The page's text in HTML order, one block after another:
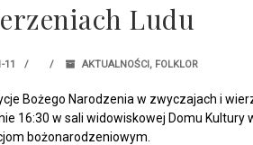
Ludu
11 AKTUALNOŚCI, FOLKLOR
Bożego Narodzenia w zwyczajach i
16:30 w sali widowiskowej Domu
bożonarodzeniowym.